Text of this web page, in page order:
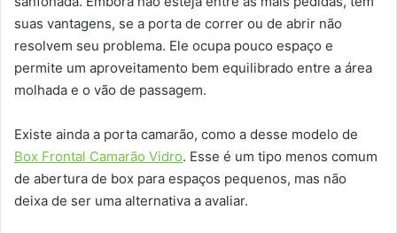
suas vantagens, se a porta de correr ou de abrir não
resolvem seu problema. Ele ocupa pouco espaço e
permite um aproveitamento bem equilibrado entre a área
molhada e o vão de passagem.
Existe ainda a porta camarão, como a desse modelo de
Box Frontal Camarão Vidro. Esse é um tipo menos comum
de abertura de box para espaços pequenos, mas não
deixa de ser uma alternativa a avaliar.